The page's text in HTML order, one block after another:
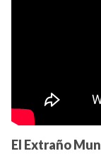
El Extraño